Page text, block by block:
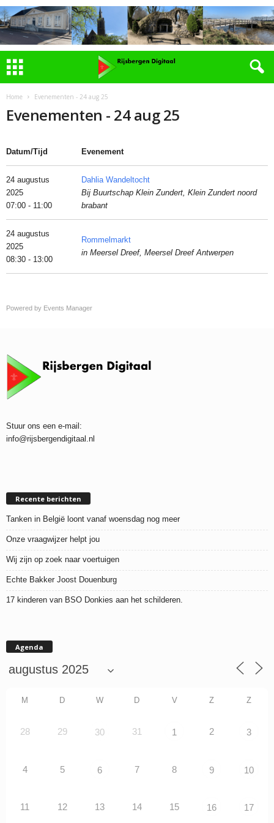
Home Evenementen - 24 aug 25
Evenementen - 24 aug 25
Datum/Tijd Evenement
24 augustus
2025
07:00 - 11:00
Dahlia Wandeltocht
Bij Buurtschap Klein Zundert, Klein Zundert noord
brabant
24 augustus
2025
08:30 - 13:00
Rommelmarkt
in Meersel Dreef, Meersel Dreef Antwerpen
Powered by Events Manager
Stuur ons een e-mail:
info@rijsbergendigitaal.nl
Recente berichten
Tanken in België loont vanaf woensdag nog meer
Onze vraagwijzer helpt jou
Wij zijn op zoek naar voertuigen
Echte Bakker Joost Douenburg
17 kinderen van BSO Donkies aan het schilderen.
Agenda
M D W D V Z Z
28 29 30 31 1 2 3
4 5 6 7 8 9 10
11 12 13 14 15 16 17